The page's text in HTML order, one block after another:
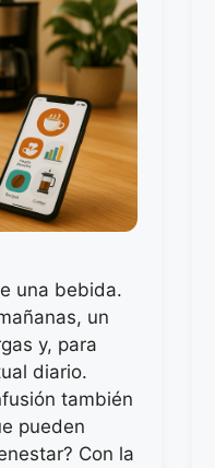
una bebida.
un
y, para
diario.
también
pueden
Con la